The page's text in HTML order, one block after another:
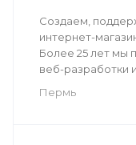
Создаем,
интернет-
Более 25 лет мы
веб-разработки
Пермь